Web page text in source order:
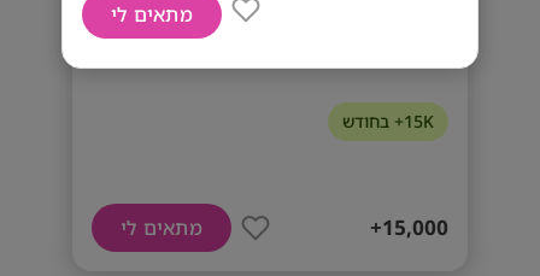
מתאים לי
15K+ בחודש
15,000+ מתאים לי